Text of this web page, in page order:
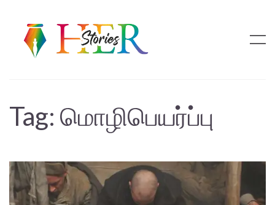
Tag: மொழிபெயர்ப்பு